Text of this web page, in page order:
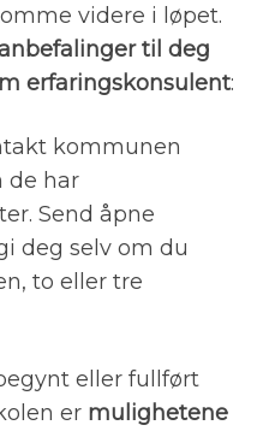
videre i løpet.
til deg
erfaringskonsulent:
kommunen
de har
Send åpne
deg selv om du
to eller tre
eller fullført
er mulighetene